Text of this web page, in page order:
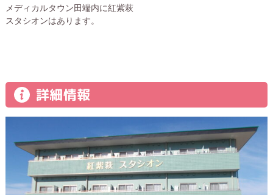
メディカルタウン田端内に紅紫萩
スタシオンはあります。
詳細情報